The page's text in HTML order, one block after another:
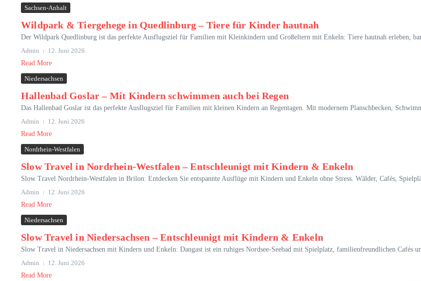
Sachsen-Anhalt
Wildpark & Tiergehege in Quedlinburg – Tiere für Kinder hautnah
Der Wildpark Quedlinburg ist das perfekte Ausflugsziel für Familien mit Kleinkindern und Großeltern mit Enkeln: Tiere hautnah erleben,
Admin
12. Juni 2026
Read More
Niedersachsen
Hallenbad Goslar – Mit Kindern schwimmen auch bei Regen
Das Hallenbad Goslar ist das perfekte Ausflugsziel für Familien mit kleinen Kindern an Regentagen. Mit modernem Planschbecken,
Admin
12. Juni 2026
Read More
Nordrhein-Westfalen
Slow Travel in Nordrhein-Westfalen – Entschleunigt mit Kindern & Enkeln
Slow Travel Nordrhein-Westfalen in Brilon: Entdecken Sie entspannte Ausflüge mit Kindern und Enkeln ohne Stress. Wälder, Cafés,
Admin
12. Juni 2026
Read More
Niedersachsen
Slow Travel in Niedersachsen – Entschleunigt mit Kindern & Enkeln
Slow Travel in Niedersachsen mit Kindern und Enkeln: Dangast ist ein ruhiges Nordsee-Seebad mit Spielplatz, familienfreundlichen Cafés
Admin
12. Juni 2026
Read More